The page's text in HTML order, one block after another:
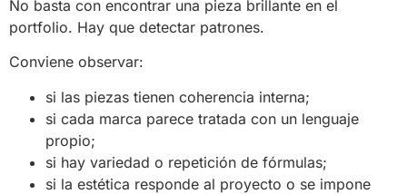
No basta con encontrar una pieza brillante en el
portfolio. Hay que detectar patrones.
Conviene observar:
si las piezas tienen coherencia interna;
si cada marca parece tratada con un lenguaje
propio;
si hay variedad o repetición de fórmulas;
si la estética responde al proyecto o se impone